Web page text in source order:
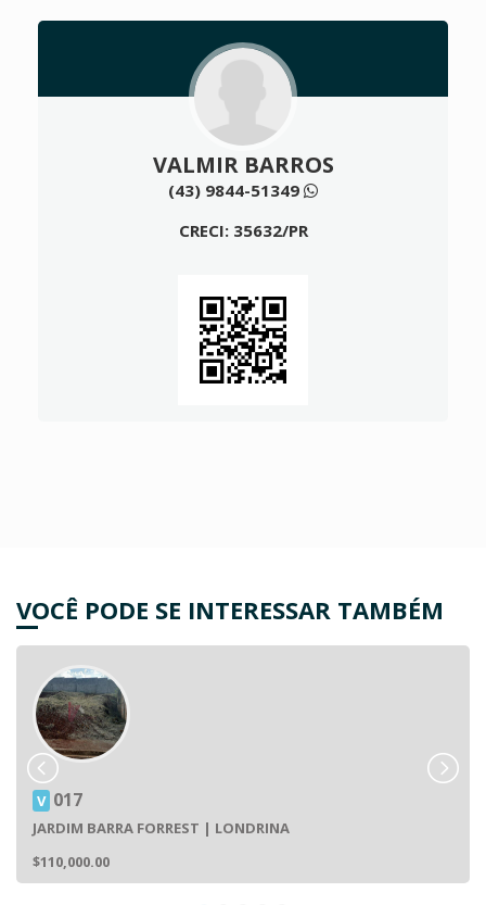
VALMIR BARROS
(43) 9844-51349
CRECI: 35632/PR
VOCÊ PODE SE INTERESSAR TAMBÉM
V 017
JARDIM BARRA FORREST | LONDRINA
$110,000.00